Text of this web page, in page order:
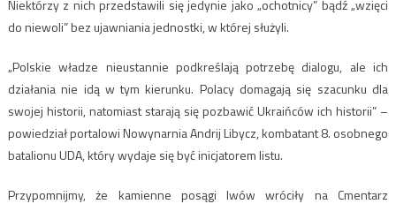
Niektórzy z nich przedstawili się jedynie jako „ochotnicy” bądź „wzięci
do niewoli” bez ujawniania jednostki, w której służyli.
„Polskie władze nieustannie podkreślają potrzebę dialogu, ale ich
działania nie idą w tym kierunku. Polacy domagają się szacunku dla
swojej historii, natomiast starają się pozbawić Ukraińców ich historii” –
powiedział portalowi Nowynarnia Andrij Libycz, kombatant 8. osobnego
batalionu UDA, który wydaje się być inicjatorem listu.
Przypomnijmy, że kamienne posągi lwów wróciły na Cmentarz